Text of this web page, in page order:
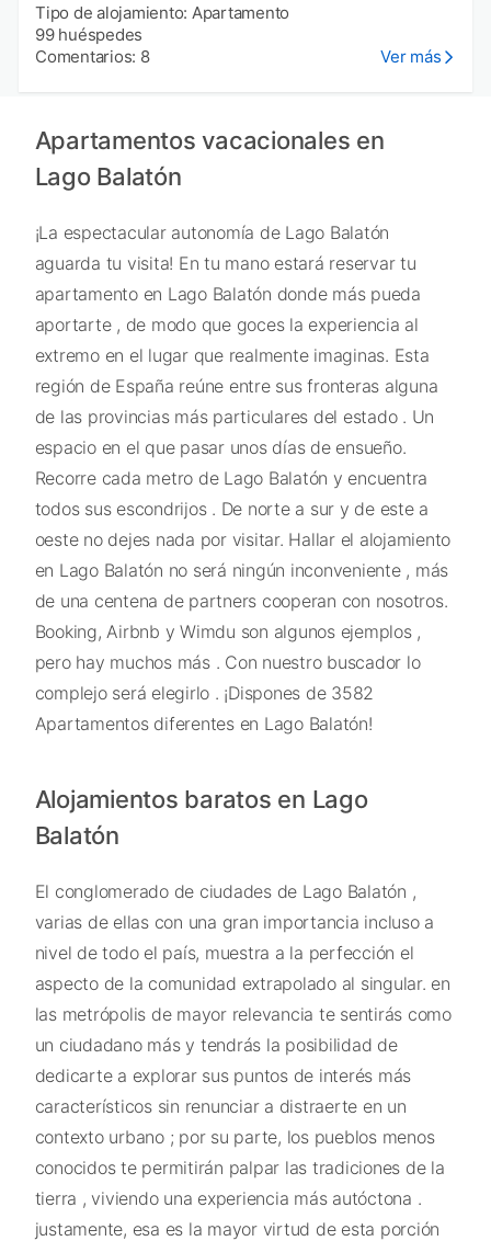
Tipo de alojamiento: Apartamento
99 huéspedes
Comentarios: 8
Ver más
Apartamentos vacacionales en
Lago Balatón
¡La espectacular autonomía de Lago Balatón
aguarda tu visita! En tu mano estará reservar tu
apartamento en Lago Balatón donde más pueda
aportarte , de modo que goces la experiencia al
extremo en el lugar que realmente imaginas. Esta
región de España reúne entre sus fronteras alguna
de las provincias más particulares del estado . Un
espacio en el que pasar unos días de ensueño.
Recorre cada metro de Lago Balatón y encuentra
todos sus escondrijos . De norte a sur y de este a
oeste no dejes nada por visitar. Hallar el alojamiento
en Lago Balatón no será ningún inconveniente , más
de una centena de partners cooperan con nosotros.
Booking, Airbnb y Wimdu son algunos ejemplos ,
pero hay muchos más . Con nuestro buscador lo
complejo será elegirlo . ¡Dispones de 3582
Apartamentos diferentes en Lago Balatón!
Alojamientos baratos en Lago
Balatón
El conglomerado de ciudades de Lago Balatón ,
varias de ellas con una gran importancia incluso a
nivel de todo el país, muestra a la perfección el
aspecto de la comunidad extrapolado al singular. en
las metrópolis de mayor relevancia te sentirás como
un ciudadano más y tendrás la posibilidad de
dedicarte a explorar sus puntos de interés más
característicos sin renunciar a distraerte en un
contexto urbano ; por su parte, los pueblos menos
conocidos te permitirán palpar las tradiciones de la
tierra , viviendo una experiencia más autóctona .
justamente, esa es la mayor virtud de esta porción